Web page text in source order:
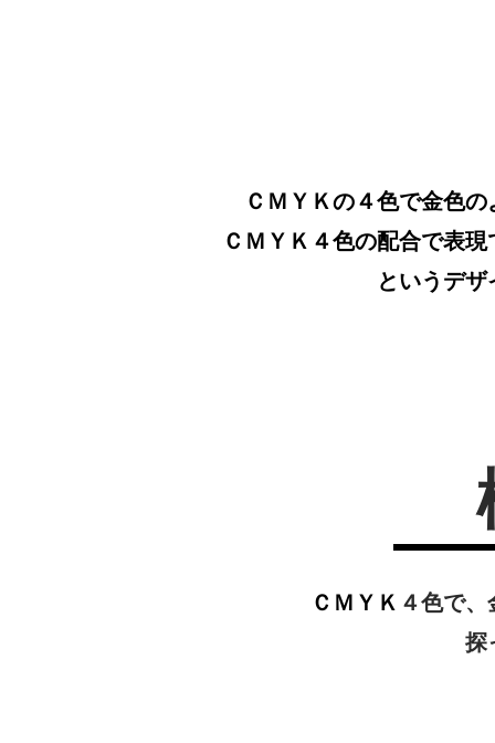
ＣＭＹＫの４色で金色
ＣＭＹＫ４色の配合で表
というデ
ＣＭＹＫ ４色で
探